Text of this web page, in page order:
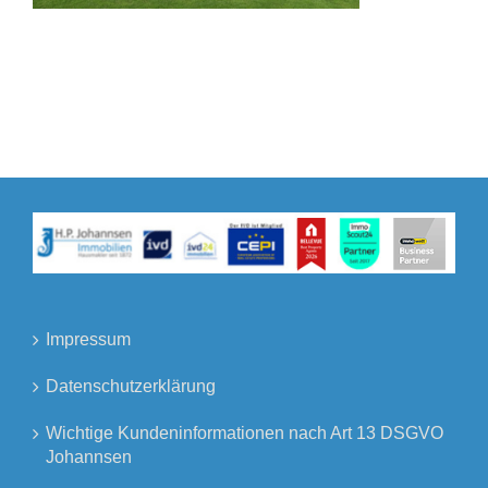
Impressum
Datenschutzerklärung
Wichtige Kundeninformationen nach Art 13 DSGVO
Johannsen